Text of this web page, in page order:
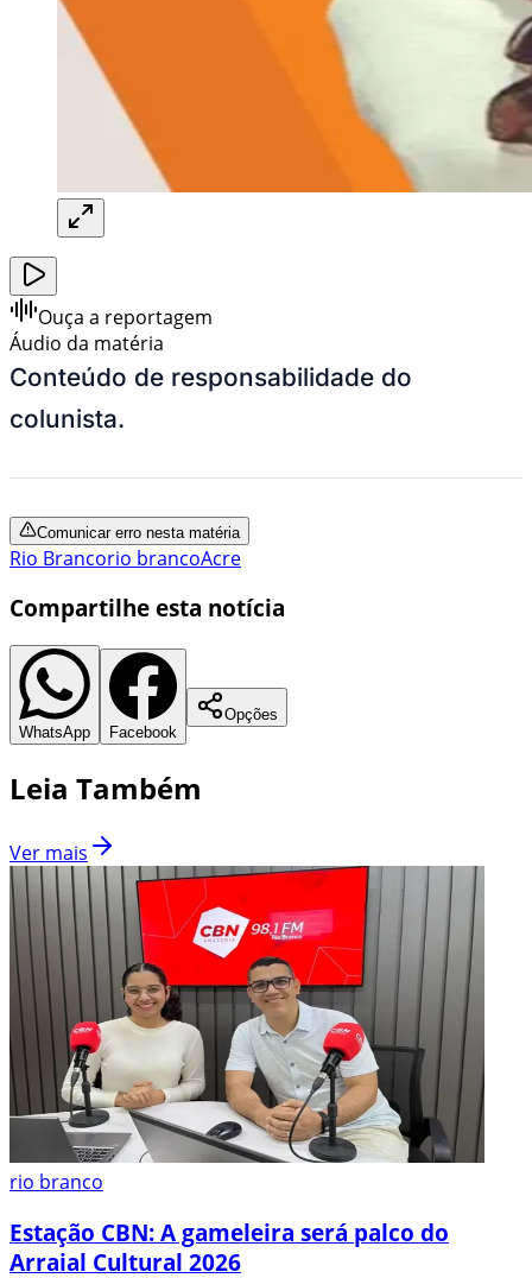
Ouça a reportagem
Áudio da matéria
Conteúdo de responsabilidade do
colunista.
Comunicar erro nesta matéria
Rio Brancorio brancoAcre
Compartilhe esta notícia
WhatsApp Facebook
Opções
Leia Também
Ver mais
rio branco
Estação CBN: A gameleira será palco do
Arraial Cultural 2026